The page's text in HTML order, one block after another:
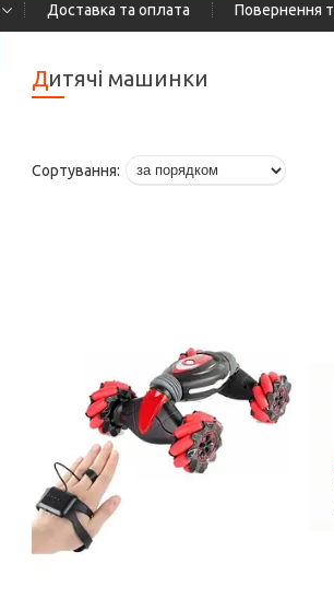
Доставка та оплата Повернення
Дитячі машинки